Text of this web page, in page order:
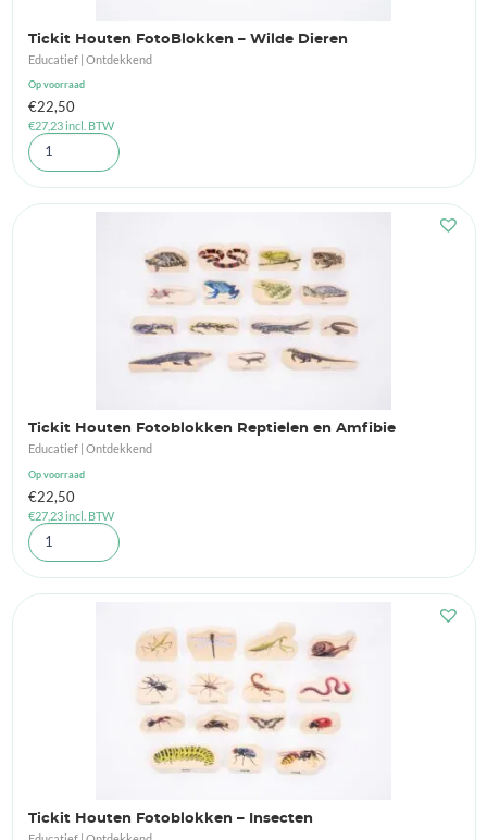
Tickit Houten FotoBlokken – Wilde Dieren
Educatief | Ontdekkend
Op voorraad
€22,50
€27,23incl. BTW
Tickit Houten Fotoblokken Reptielen en Amfibie
Educatief | Ontdekkend
Op voorraad
€22,50
€27,23incl. BTW
Tickit Houten Fotoblokken – Insecten